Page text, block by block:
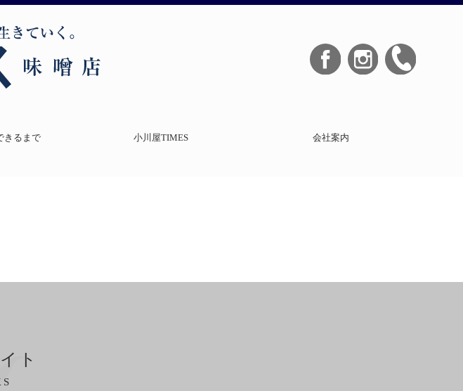
きるまで 小川屋TIMES 会社案内
ト